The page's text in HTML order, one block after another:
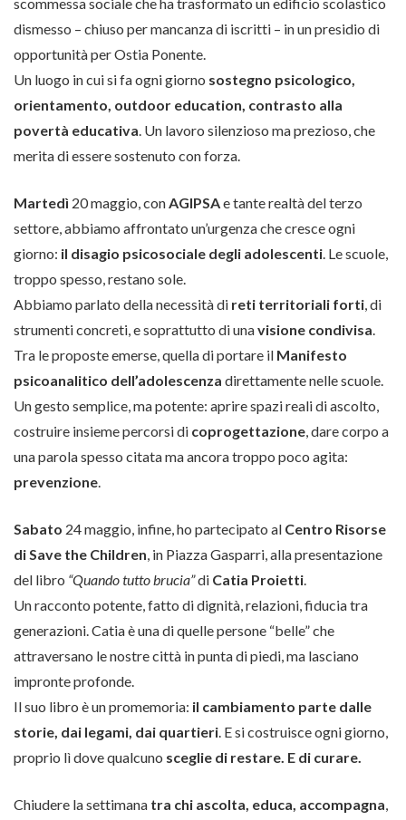
dismesso – chiuso per mancanza di iscritti – in un presidio di
opportunità per Ostia Ponente.
Un luogo in cui si fa ogni giorno sostegno psicologico,
orientamento, outdoor education, contrasto alla
povertà educativa . Un lavoro silenzioso ma prezioso, che
merita di essere sostenuto con forza.
Martedì 20 maggio, con AGIPSAe tante realtà del terzo
settore, abbiamo affrontato un’urgenza che cresce ogni
giorno: il disagio psicosociale degli adolescenti . Le scuole,
troppo spesso, restano sole.
Abbiamo parlato della necessità di reti territoriali forti , di
strumenti concreti, e soprattutto di unavisione condivisa
Tra le proposte emerse, quella di portare il Manifesto
psicoanalitico dell’adolescenza direttamente nelle scuole.
Un gesto semplice, ma potente: aprire spazi reali di ascolto,
costruire insieme percorsi di coprogettazione , dare corpo a
una parola spesso citata ma ancora troppo poco agita:
prevenzione
Sabato 24 maggio, infine, ho partecipato al Centro Risorse
di Save the Children , in Piazza Gasparri, alla presentazione
del libro “Quando tutto brucia”di Catia Proietti
Un racconto potente, fatto di dignità, relazioni, fiducia tra
generazioni. Catia è una di quelle persone “belle” che
attraversano le nostre città in punta di piedi, ma lasciano
impronte profonde.
Il suo libro è un promemoria: il cambiamento parte dalle
storie, dai legami, dai quartieri . E si costruisce ogni giorno,
proprio lì dove qualcuno sceglie di restare. E di curare.
Chiudere la settimana tra chi ascolta, educa, accompagna